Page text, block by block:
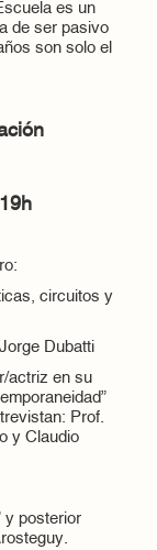
es un
de ser pasivo
son solo el
circuitos y
Dubatti
actriz en su
Prof.
y Claudio
y posterior